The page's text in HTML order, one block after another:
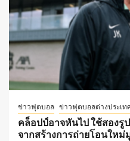
ข่าวฟุตบอล ข่าวฟุตบอลต่างประเท
คล็อปป์อาจหันไป ใช้สองรู
จากสร้างการถ่ายโอนให